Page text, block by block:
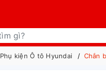
Phụ kiện Ô tô Hyundai Chắn